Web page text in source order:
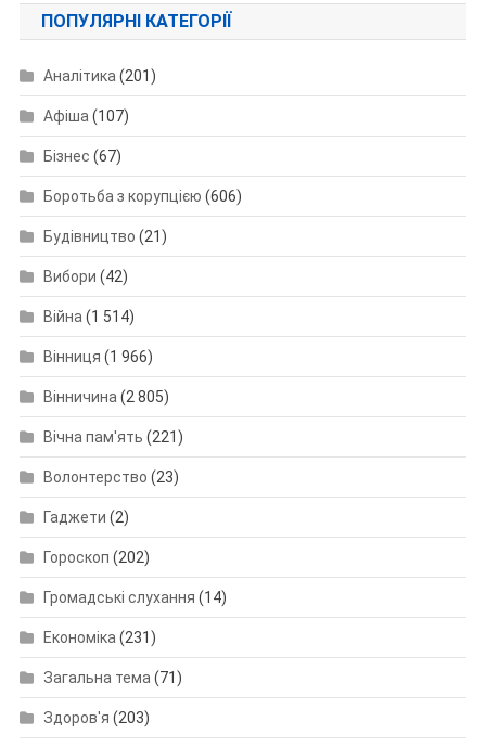
ПОПУЛЯРНІ КАТЕГОРІЇ
Аналітика (201)
Афіша (107)
Бізнес (67)
Боротьба з корупцією (606)
Будівництво (21)
Вибори (42)
Війна (1 514)
Вінниця (1 966)
Вінничина (2 805)
Вічна пам'ять (221)
Волонтерство (23)
Гаджети (2)
Гороскоп (202)
Громадські слухання (14)
Економіка (231)
Загальна тема (71)
Здоров'я (203)